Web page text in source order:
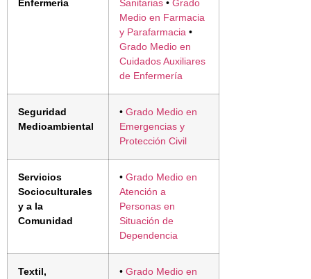
Enfermería
Sanitarias • Grado
Medio en Farmacia
y Parafarmacia •
Grado Medio en
Cuidados Auxiliares
de Enfermería
Seguridad
Medioambiental
• Grado Medio en
Emergencias y
Protección Civil
Servicios
Socioculturales
y a la
Comunidad
• Grado Medio en
Atención a
Personas en
Situación de
Dependencia
Textil,
• Grado Medio en